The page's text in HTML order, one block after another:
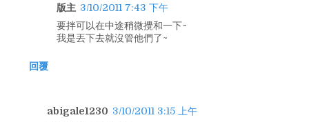
版主 3/10/2011 7:43 下午
要拌可以在中途稍微攪和一下~
我是丟下去就沒管他們了~
回覆
abigale1230 3/10/2011 3:15 上午